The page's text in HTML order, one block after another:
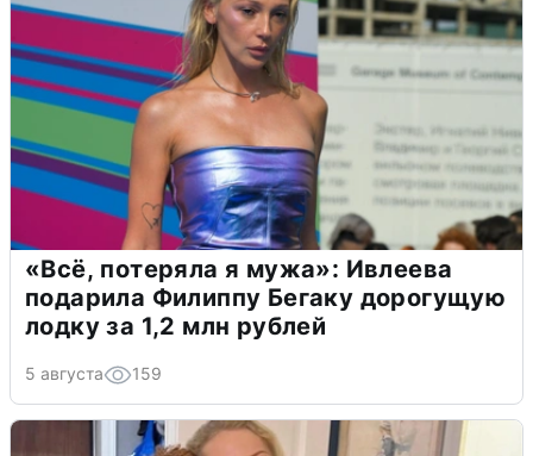
«Всё, потеряла я мужа»: Ивлеева
подарила Филиппу Бегаку дорогущую
лодку за 1,2 млн рублей
5 августа 159